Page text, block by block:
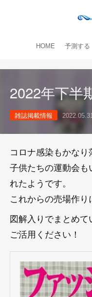
HOME 予測する
2022年下半
雑誌掲載情報
コロナ感染もかなり
子供たちの運動会
れたようです。
これからの売場作り
図解入りでまとめて
ご活用ください！